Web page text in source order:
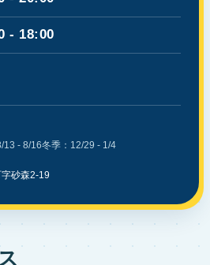
- 18:00
13 - 8/16冬季：12/29 - 1/4
砂森2-19